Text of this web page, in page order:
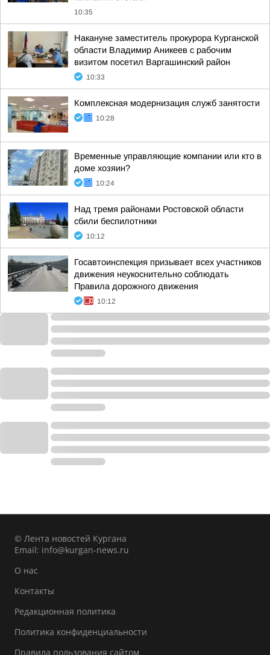
10:35
Накануне заместитель прокурора Курганской
области Владимир Аникеев с рабочим
визитом посетил Варгашинский район
10:33
Комплексная модернизация служб занятости
10:28
Временные управляющие компании или кто в
доме хозяин?
10:24
Над тремя районами Ростовской области
сбили беспилотники
10:12
Госавтоинспекция призывает всех участников
движения неукоснительно соблюдать
Правила дорожного движения
10:12
© Лента новостей Кургана
Email: info@kurgan-news.ru
О нас
Контакты
Редакционная политика
Политика конфиденциальности
Правила пользования сайтом